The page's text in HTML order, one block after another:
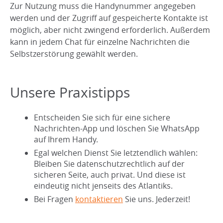
Zur Nutzung muss die Handynummer angegeben
werden und der Zugriff auf gespeicherte Kontakte ist
möglich, aber nicht zwingend erforderlich. Außerdem
kann in jedem Chat für einzelne Nachrichten die
Selbstzerstörung gewählt werden.
Unsere Praxistipps
Entscheiden Sie sich für eine sichere
Nachrichten-App und löschen Sie WhatsApp
auf Ihrem Handy.
Egal welchen Dienst Sie letztendlich wählen:
Bleiben Sie datenschutzrechtlich auf der
sicheren Seite, auch privat. Und diese ist
eindeutig nicht jenseits des Atlantiks.
Bei Fragen kontaktieren Sie uns. Jederzeit!